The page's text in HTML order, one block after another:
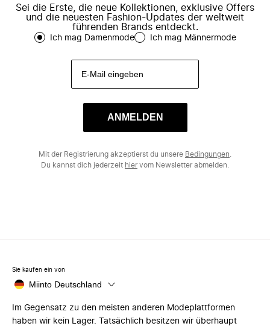
Sei die Erste, die neue Kollektionen, exklusive Offers
und die neuesten Fashion-Updates der weltweit
führenden Brands entdeckt.
Ich mag Damenmode Ich mag Männermode
ANMELDEN
Mit der Registrierung akzeptierst du unsere Bedingungen
Du kannst dich jederzeit hiervom Newsletter abmelden.
Sie kaufen ein von
Miinto Deutschland
Im Gegensatz zu den meisten anderen Modeplattformen
haben wir kein Lager. Tatsächlich besitzen wir überhaupt